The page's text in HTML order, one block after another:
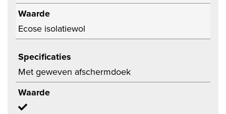
Waarde
Ecose isolatiewol
Specificaties
Met geweven afschermdoek
Waarde